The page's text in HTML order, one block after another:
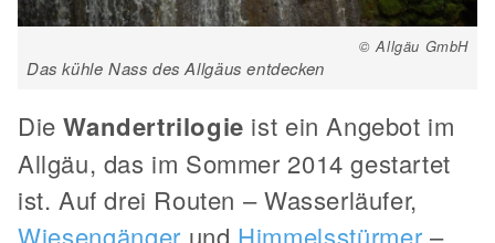
© Allgäu GmbH
Das kühle Nass des Allgäus entdecken
DieWandertrilogie ist ein Angebot im
Allgäu, das im Sommer 2014 gestartet
ist. Auf drei Routen – Wasserläufer,
Wiesengänger und Himmelsstürmer –